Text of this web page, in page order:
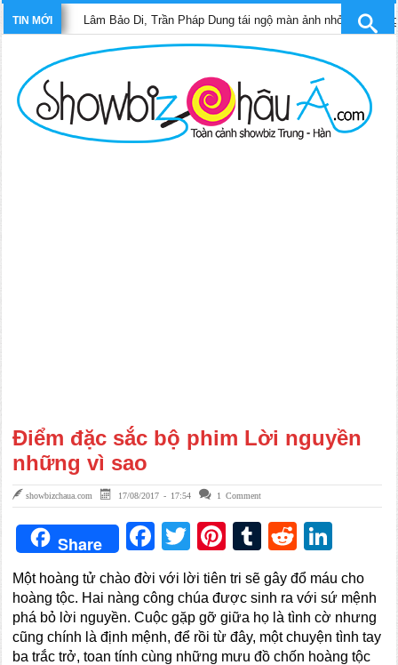
TIN MỚI
Lâm Bảo Di, Trần Pháp Dung tái ngộ màn ảnh nhỏ TVB trong phim
Điểm đặc sắc bộ phim Lời nguyền
những vì sao
showbizchaua.com 17/08/2017 - 17:54 1 Comment
Share Facebook
TwitterPinterest
TumblrReddit
Một hoàng tử chào đời với lời tiên tri sẽ gây đổ máu cho
hoàng tộc. Hai nàng công chúa được sinh ra với sứ mệnh
phá bỏ lời nguyền. Cuộc gặp gỡ giữa họ là tình cờ nhưng
cũng chính là định mệnh, để rồi từ đây, một chuyện tình tay
ba trắc trở, toan tính cùng những mưu đồ chốn hoàng tộc